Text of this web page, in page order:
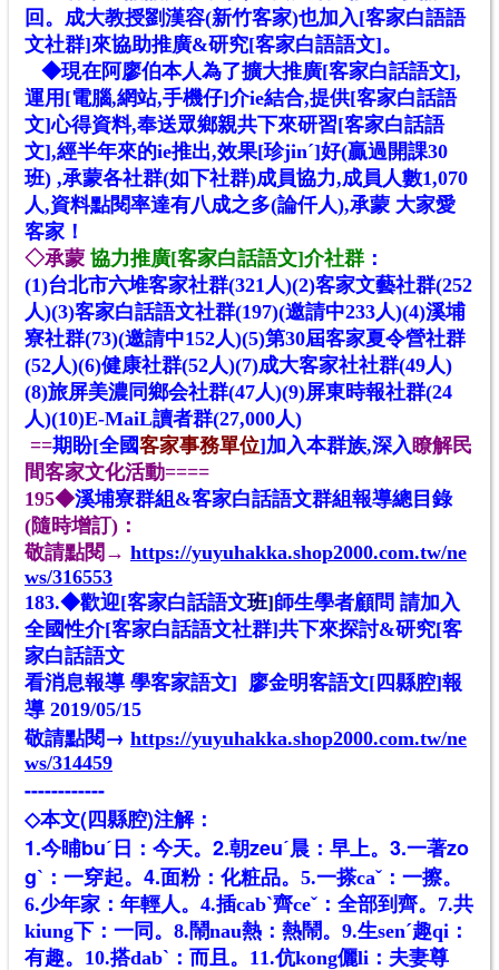
回 。 成大教授劉漢容(新竹客家)也加入[客家白語語
文社群]來協助推廣&研究[客家白語語文]。
◆現在阿廖伯本人為了擴大推廣[客家白話語文],
運用[電腦,網站,手機仔]介ie結合,提供[客家白話語
文]心得資料,奉送眾鄉親共下來研習[客家白話語
文],經半年來的ie推出,效果[珍jinˊ]好(贏過開課30
班) ,承蒙各社群(如下社群)成員協力,成員人數1,070
人,資料點閱率達有八成之多(論仟人),承蒙 大家愛
客家 ！
◇承蒙 協力推廣[客家白話語文]介社群 ：
(1)台北市六堆客家社群(321人)(2)客家文藝社群(252
人)(3)客家白話語文社群(197)(邀請中233人)(4)溪埔
寮社群(73)(邀請中152人)(5)第30屆客家夏令營社群
(52人)(6)健康社群(52人)(7)成大客家社社群(49人)
(8)旅屏美濃同鄉会社群(47人)(9)屏東時報社群(24
人)(10)E-MaiL讀者群(27,000人)
==期盼[全國客家事務單位]加入本群族,深入瞭解民
間客家文化活動====
195◆溪埔寮群組&客家白話語文群組報導總目錄
(隨時增訂) ：
敬請點閱→ https://yuyuhakka.shop2000.com.tw/ne
ws/316553
183.◆歡迎[客家白話語文班]師生學者顧問 請加入
全國性介[客家白話語文社群]共下來探討&研究[客
家白話語文
看消息報導 學客家語文] 廖金明客語文[四縣腔]報
導 2019/05/15
敬請點閱→ https://yuyuhakka.shop2000.com.tw/ne
ws/314459
------------
◇本文(四縣腔)注解：
1.今晡buˊ日：今天。2.朝zeuˊ晨：早上。3.一著zo
gˋ ：一穿起。 4.面粉：化粧品。 5.一搽caˇ：一擦。
6.少年家：年輕人。 4.插cabˋ齊ceˇ：全部到齊。 7.共
kiung下：一同。 8.鬧nau熱：熱鬧。 9.生senˊ趣qi：
有趣。 10.搭dabˋ：而且。 11.伉kong儷li：夫妻尊